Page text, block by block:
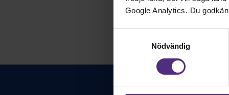
Google Analytics. Du
Nödvändig